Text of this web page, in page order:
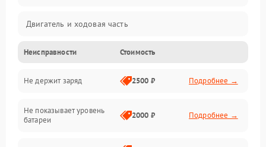
Двигатель и ходовая часть
Тормоза и безопасность
Подвеска и колеса
Электроника и управление
Неисправности Стоимость
Не держит заряд 2500 ₽ Подробнее →
Не показывает уровень
батареи
2000 ₽ Подробнее →